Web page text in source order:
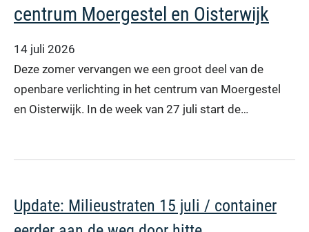
centrum Moergestel en Oisterwijk
14 juli 2026
Deze zomer vervangen we een groot deel van de
openbare verlichting in het centrum van Moergestel
en Oisterwijk. In de week van 27 juli start de…
Update: Milieustraten 15 juli / container